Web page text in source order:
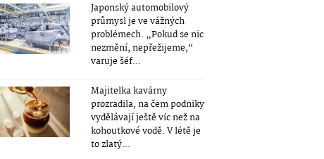
Japonský automobilový
průmysl je ve vážných
problémech. „Pokud se nic
nezmění, nepřežijeme,“
varuje šéf...
Majitelka kavárny
prozradila, na čem podniky
vydělávají ještě víc než na
kohoutkové vodě. V létě je
to zlatý...